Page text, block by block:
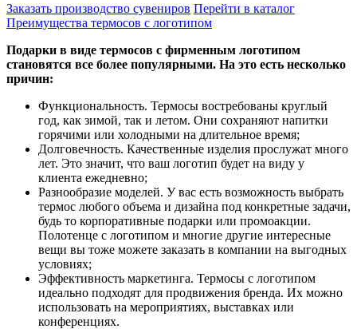
Заказать производство сувениров Перейти в каталог
Преимущества термосов с логотипом
Подарки в виде термосов с фирменным логотипом
становятся все более популярными. На это есть несколько
причин:
Функциональность. Термосы востребованы круглый
год, как зимой, так и летом. Они сохраняют напитки
горячими или холодными на длительное время;
Долговечность. Качественные изделия прослужат много
лет. Это значит, что ваш логотип будет на виду у
клиента ежедневно;
Разнообразие моделей. У вас есть возможность выбрать
термос любого объема и дизайна под конкретные задачи,
будь то корпоративные подарки или промоакции.
Полотенце с логотипом и многие другие интересные
вещи вы тоже можете заказать в компании на выгодных
условиях;
Эффективность маркетинга. Термосы с логотипом
идеально подходят для продвижения бренда. Их можно
использовать на мероприятиях, выставках или
конференциях.